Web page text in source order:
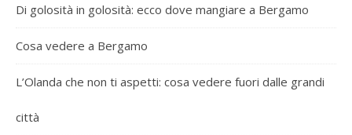
Di golosità in golosità: ecco dove mangiare a Bergamo
Cosa vedere a Bergamo
L’Olanda che non ti aspetti: cosa vedere fuori dalle grandi
città